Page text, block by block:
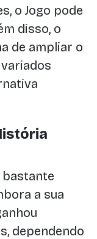
o Jogo pode
disso, o
de ampliar o
bastante
a sua
dependendo